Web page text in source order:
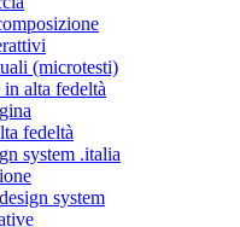
(microtesti)
alta fedeltà
fedeltà
system .italia
system